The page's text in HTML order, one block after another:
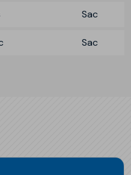
Sac
Sac